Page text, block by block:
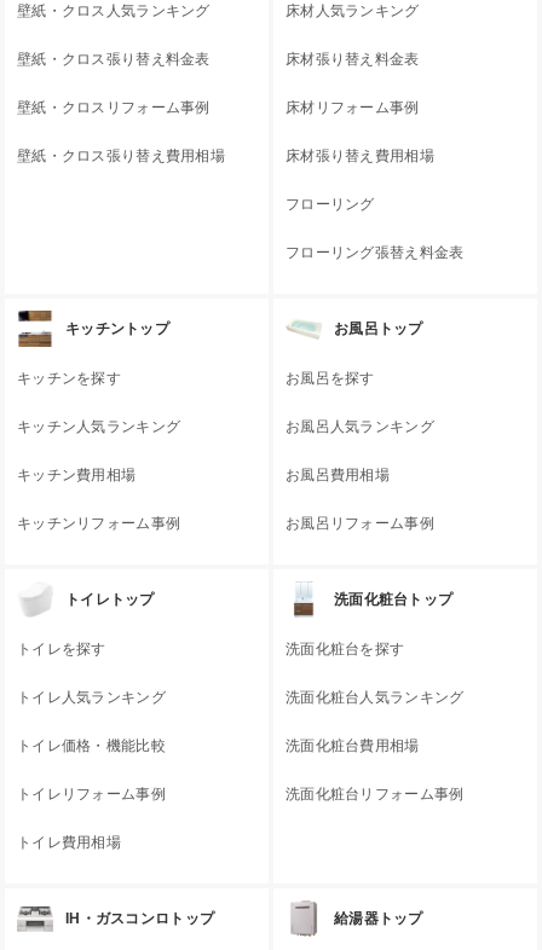
壁紙・クロス人気ランキング
壁紙・クロス張り替え料金表
壁紙・クロスリフォーム事例
壁紙・クロス張り替え費用相場
床材人気ランキング
床材張り替え料金表
床材リフォーム事例
床材張り替え費用相場
フローリング
フローリング張替え料金表
キッチントップ
キッチンを探す
キッチン人気ランキング
キッチン費用相場
キッチンリフォーム事例
お風呂トップ
お風呂を探す
お風呂人気ランキング
お風呂費用相場
お風呂リフォーム事例
トイレトップ
トイレを探す
トイレ人気ランキング
トイレ価格・機能比較
トイレリフォーム事例
トイレ費用相場
洗面化粧台トップ
洗面化粧台を探す
洗面化粧台人気ランキング
洗面化粧台費用相場
洗面化粧台リフォーム事例
IH・ガスコンロトップ 給湯器トップ